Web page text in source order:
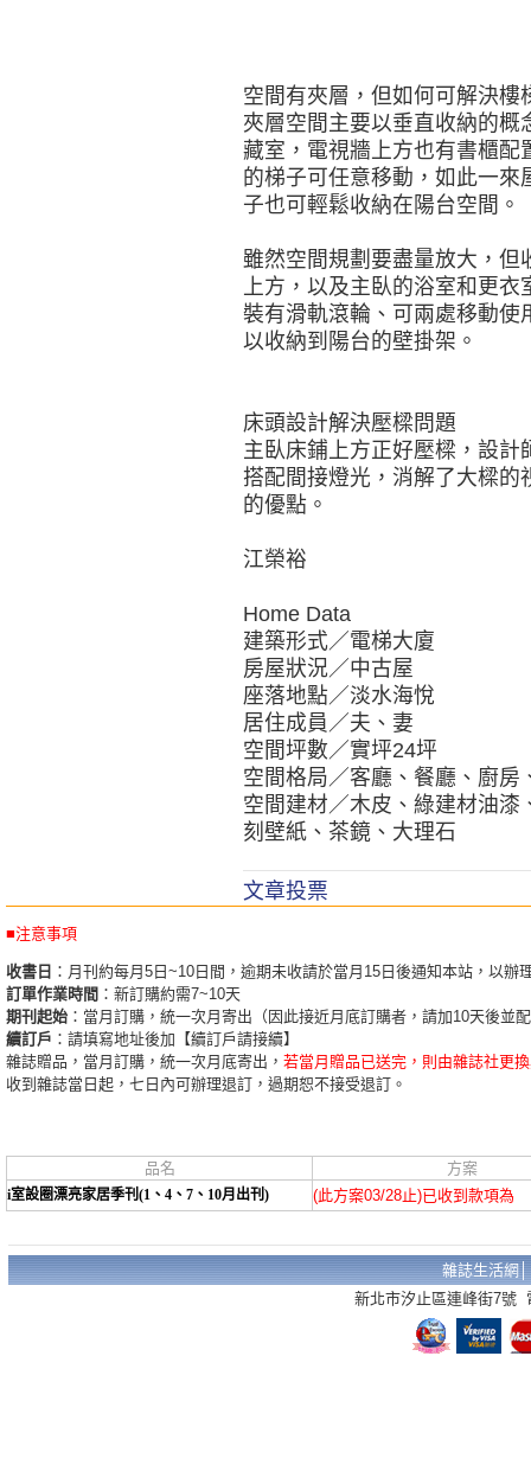
空間有夾層，但如何可解決樓
夾層空間主要以垂直收納的
藏室，電視牆上方也有書櫃配
的梯子可任意移動，如此一
子也可輕鬆收納在陽台空間。
雖然空間規劃要盡量放大，但
上方，以及主臥的浴室和更
裝有滑軌滾輪、可兩處移動使
以收納到陽台的壁掛架。
床頭設計解決壓樑問題
主臥床鋪上方正好壓樑，設
搭配間接燈光，消解了大樑的
的優點。
江榮裕
Home Data
建築形式／電梯大廈
房屋狀況／中古屋
座落地點／淡水海悅
居住成員／夫、妻
空間坪數／實坪24坪
空間格局／客廳、餐廳、廚
空間建材／木皮、綠建材油
刻壁紙、茶鏡、大理石
文章投票
■注意事項
收書日 ：月刊約每月5日~10日間，逾期未收請於當月15日後通知本站，以辦
訂單作業時間 ：新訂購約需7~10天
期刊起始 ：當月訂購，統一次月寄出（因此接近月底訂購者，請加10天後並
續訂戶 ：請填寫地址後加【續訂戶請接續】
雜誌贈品，當月訂購，統一次月底寄出， 若當月贈品已送完，則由雜誌社更
收到雜誌當日起，七日內可辦理退訂，過期恕不接受退訂。
品名 方案
i室設圈漂亮家居季刊(1、4、7、10月出刊) (此方案03/28止)已收到款項為
雜誌生活網
新北市汐止區連峰街7號